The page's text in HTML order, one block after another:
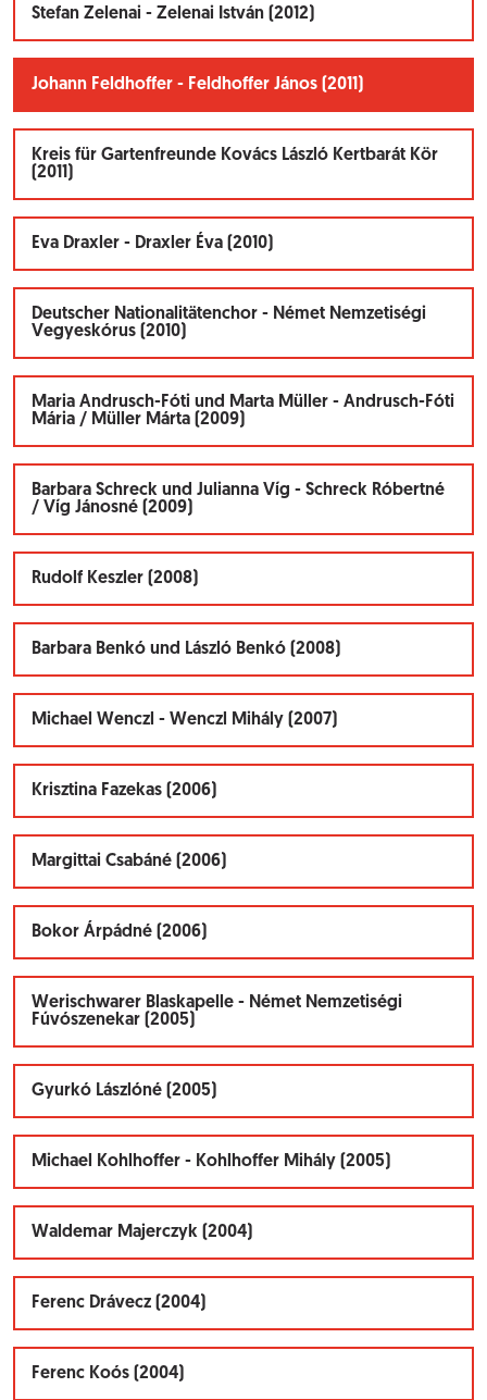
Stefan Zelenai - Zelenai István (2012)
Johann Feldhoffer - Feldhoffer János (2011)
Kreis für Gartenfreunde Kovács László Kertbarát Kör
(2011)
Eva Draxler - Draxler Éva (2010)
Deutscher Nationalitätenchor - Német Nemzetiségi
Vegyeskórus (2010)
Maria Andrusch-Fóti und Marta Müller - Andrusch-Fóti
Mária / Müller Márta (2009)
Barbara Schreck und Julianna Víg - Schreck Róbertné
/ Víg Jánosné (2009)
Rudolf Keszler (2008)
Barbara Benkó und László Benkó (2008)
Michael Wenczl - Wenczl Mihály (2007)
Krisztina Fazekas (2006)
Margittai Csabáné (2006)
Bokor Árpádné (2006)
Werischwarer Blaskapelle - Német Nemzetiségi
Fúvószenekar (2005)
Gyurkó Lászlóné (2005)
Michael Kohlhoffer - Kohlhoffer Mihály (2005)
Waldemar Majerczyk (2004)
Ferenc Drávecz (2004)
Ferenc Koós (2004)